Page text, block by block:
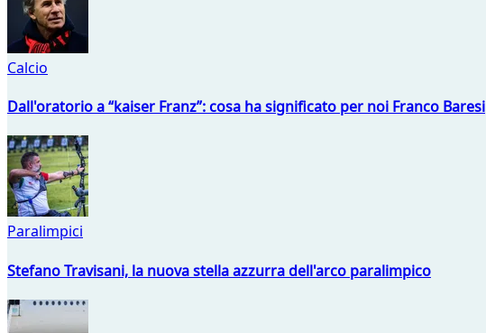
Calcio
Dall'oratorio a “kaiser Franz”: cosa ha significato per noi Franco Baresi
Paralimpici
Stefano Travisani, la nuova stella azzurra dell'arco paralimpico